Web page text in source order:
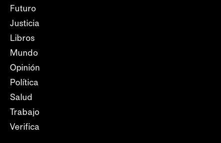
Futuro
Justicia
Libros
Mundo
Opinión
Política
Salud
Trabajo
Verifica